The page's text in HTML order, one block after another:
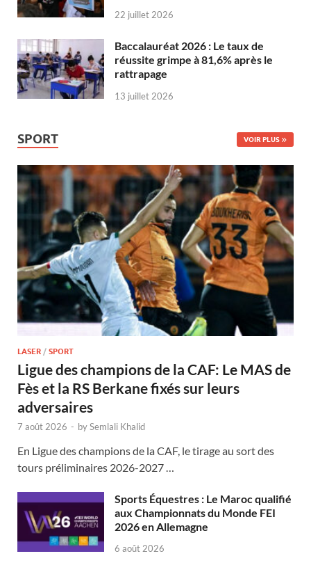
22 juillet 2026
Baccalauréat 2026 : Le taux de
réussite grimpe à 81,6% après le
rattrapage
13 juillet 2026
SPORT VOIR PLUS
LASER / SPORT
Ligue des champions de la CAF: Le MAS de
Fès et la RS Berkane fixés sur leurs
adversaires
7 août 2026 - bySemlali Khalid
En Ligue des champions de la CAF, le tirage au sort des
tours préliminaires 2026-2027 …
Sports Équestres : Le Maroc qualifié
aux Championnats du Monde FEI
2026 en Allemagne
6 août 2026